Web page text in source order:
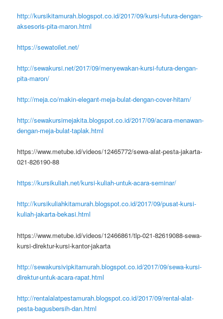
http://kursikitamurah.blogspot.co.id/2017/09/kursi-futura-dengan-
aksesoris-pita-maron.html
https://sewatoilet.net/
http://sewakursi.net/2017/09/menyewakan-kursi-futura-dengan-
pita-maron/
http://meja.co/makin-elegant-meja-bulat-dengan-cover-hitam/
http://sewakursimejakita.blogspot.co.id/2017/09/acara-menawan-
dengan-meja-bulat-taplak.html
https://www.metube.id/videos/12465772/sewa-alat-pesta-jakarta-
021-826190-88
https://kursikuliah.net/kursi-kuliah-untuk-acara-seminar/
http://kursikuliahkitamurah.blogspot.co.id/2017/09/pusat-kursi-
kuliah-jakarta-bekasi.html
https://www.metube.id/videos/12466861/tlp-021-82619088-sewa-
kursi-direktur-kursi-kantor-jakarta
http://sewakursivipkitamurah.blogspot.co.id/2017/09/sewa-kursi-
direktur-untuk-acara-rapat.html
http://rentalalatpestamurah.blogspot.co.id/2017/09/rental-alat-
pesta-bagusbersih-dan.html